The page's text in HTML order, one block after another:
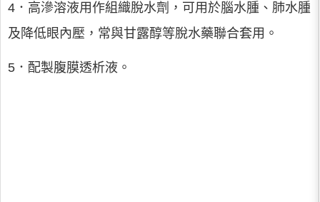
4．高滲溶液用作組織脫水劑，可用於腦水腫、肺水腫
及降低眼內壓，常與甘露醇等脫水藥聯合套用。
5．配製腹膜透析液。